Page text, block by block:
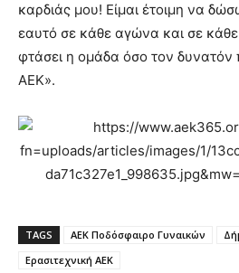
καρδιάς μου! Είμαι έτοιμη να
εαυτό σε κάθε αγώνα και σε
φτάσει η ομάδα όσο τον δυνατόν
ΑΕΚ».
TAGS ΑΕΚ Ποδόσφαιρο Γυναικών
Ερασιτεχνική ΑΕΚ